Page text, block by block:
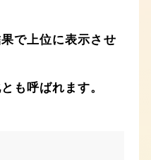
で上位に表示させ
も呼ばれます。